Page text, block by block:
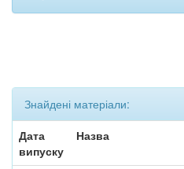
Знайдені матеріали:
Дата
випуску
Назва